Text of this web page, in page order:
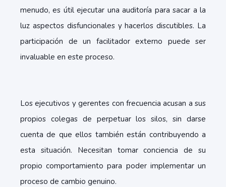
menudo, es útil ejecutar una auditoría para sacar a la
luz aspectos disfuncionales y hacerlos discutibles. La
participación de un facilitador externo puede ser
invaluable en este proceso.
Los ejecutivos y gerentes con frecuencia acusan a sus
propios colegas de perpetuar los silos, sin darse
cuenta de que ellos también están contribuyendo a
esta situación. Necesitan tomar conciencia de su
propio comportamiento para poder implementar un
proceso de cambio genuino.